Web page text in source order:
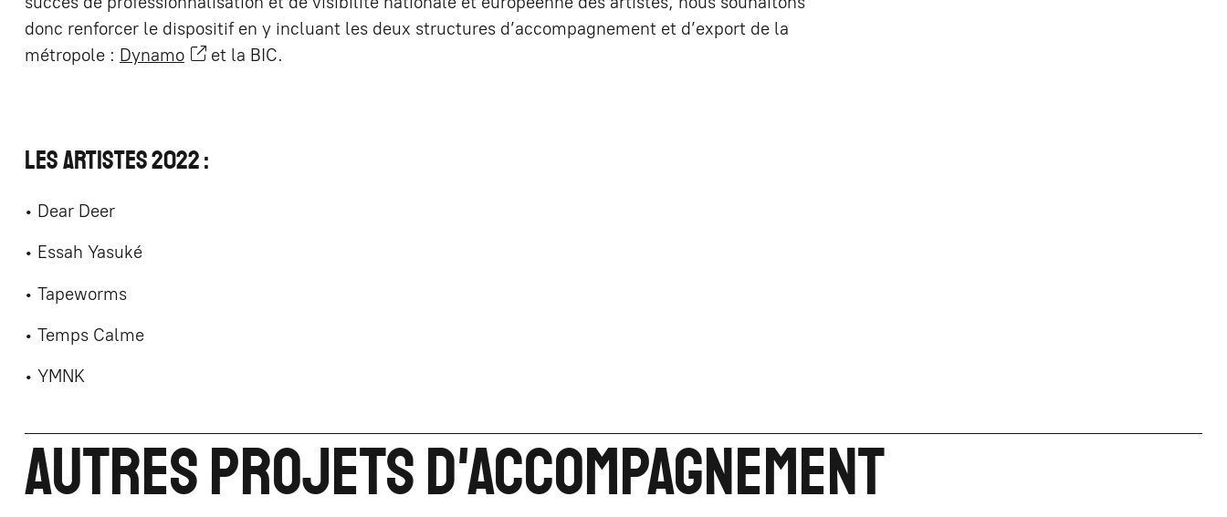
donc renforcer le dispositif en y incluant les deux structures d’accompagnement et d’export de la
métropole : Dynamo et la BIC.
Les artistes 2022 :
• Dear Deer
• Essah Yasuké
• Tapeworms
• Temps Calme
• YMNK
Autres projets d'accompagnement